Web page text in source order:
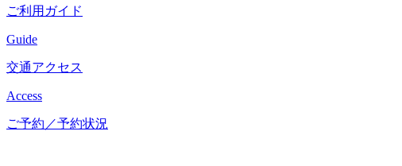
ご利用ガイド
Guide
交通アクセス
Access
ご予約／予約状況